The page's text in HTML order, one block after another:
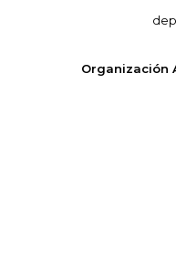
Organización